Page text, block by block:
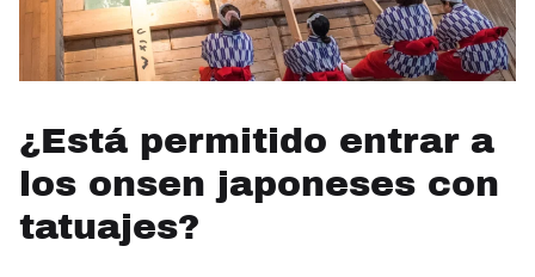
¿Está permitido entrar a
los onsen japoneses con
tatuajes?